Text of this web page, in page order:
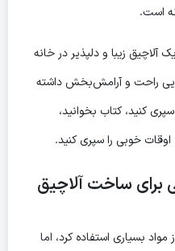
است.
آلاچیق زیبا و دلپذیر در خانه
راحت و آرامش‌بخش داشته
کنید، کتاب بخوانید،
اوقات خوبی را سپری کنید.
برای ساخت آلاچیق
بسیاری استفاده کرد، اما